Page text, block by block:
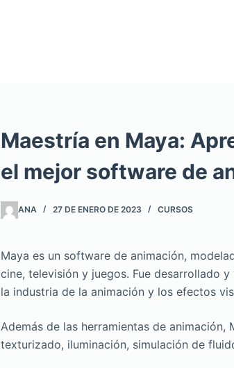
Maestría en Maya:
el mejor software de
ANA 27 DE ENERO DE 2023 CURSOS
Maya es un software de animación,
cine, televisión y juegos. Fue desarrollado
la industria de la animación y los efectos
Además de las herramientas de
texturizado, iluminación, simulación de